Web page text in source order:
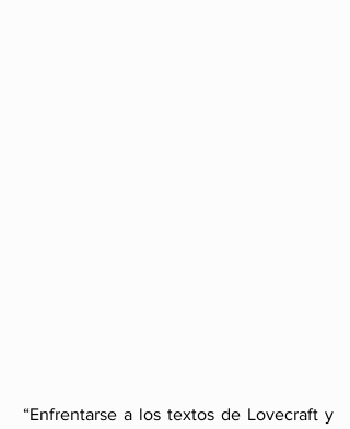
“Enfrentarse a los textos de Lovecraft y